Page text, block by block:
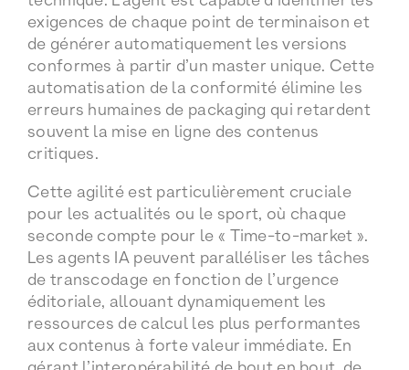
exigences de chaque point de terminaison et
de générer automatiquement les versions
conformes à partir d’un master unique. Cette
automatisation de la conformité élimine les
erreurs humaines de packaging qui retardent
souvent la mise en ligne des contenus
critiques.
Cette agilité est particulièrement cruciale
pour les actualités ou le sport, où chaque
seconde compte pour le « Time-to-market ».
Les agents IA peuvent paralléliser les tâches
de transcodage en fonction de l’urgence
éditoriale, allouant dynamiquement les
ressources de calcul les plus performantes
aux contenus à forte valeur immédiate. En